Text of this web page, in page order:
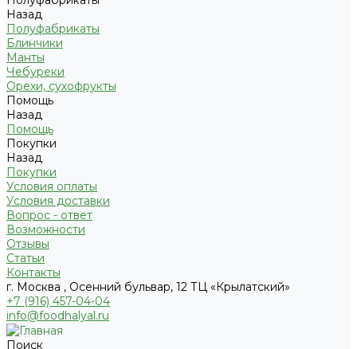
Назад
Полуфабрикаты
Блинчики
Манты
Чебуреки
Орехи, сухофрукты
Помощь
Назад
Помощь
Покупки
Назад
Покупки
Условия оплаты
Условия доставки
Вопрос - ответ
Возможности
Отзывы
Статьи
Контакты
г. Москва , Осенний бульвар, 12 ТЦ «Крылатский»
+7 (916) 457-04-04
info@foodhalyal.ru
Поиск